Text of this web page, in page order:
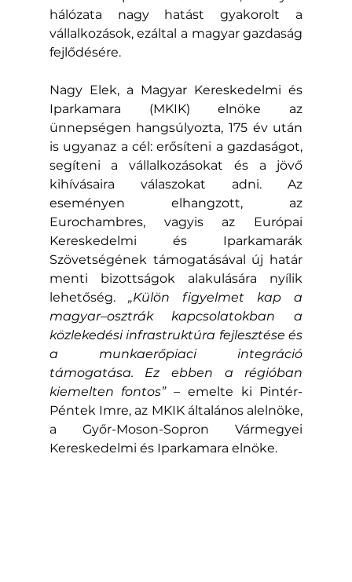
hálózata nagy hatást gyakorolt a
vállalkozások, ezáltal a magyar gazdaság
fejlődésére.
Nagy Elek, a Magyar Kereskedelmi és
Iparkamara (MKIK) elnöke az
ünnepségen hangsúlyozta, 175 év után
is ugyanaz a cél: erősíteni a gazdaságot,
segíteni a vállalkozásokat és a jövő
kihívásaira válaszokat adni. Az
eseményen elhangzott, az
Eurochambres, vagyis az Európai
Kereskedelmi és Iparkamarák
Szövetségének támogatásával új határ
menti bizottságok alakulására nyílik
lehetőség. „Külön figyelmet kap a
magyar–osztrák kapcsolatokban a
közlekedési infrastruktúra fejlesztése és
a munkaerőpiaci integráció
támogatása. Ez ebben a régióban
kiemelten fontos” – emelte ki Pintér-
Péntek Imre, az MKIK általános alelnöke,
a Győr-Moson-Sopron Vármegyei
Kereskedelmi és Iparkamara elnöke.